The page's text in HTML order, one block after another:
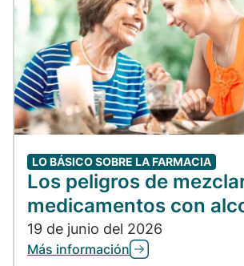
LO BÁSICO SOBRE LA FARMACIA
Los peligros de
medicamentos con
19 de junio del 2026
Más información